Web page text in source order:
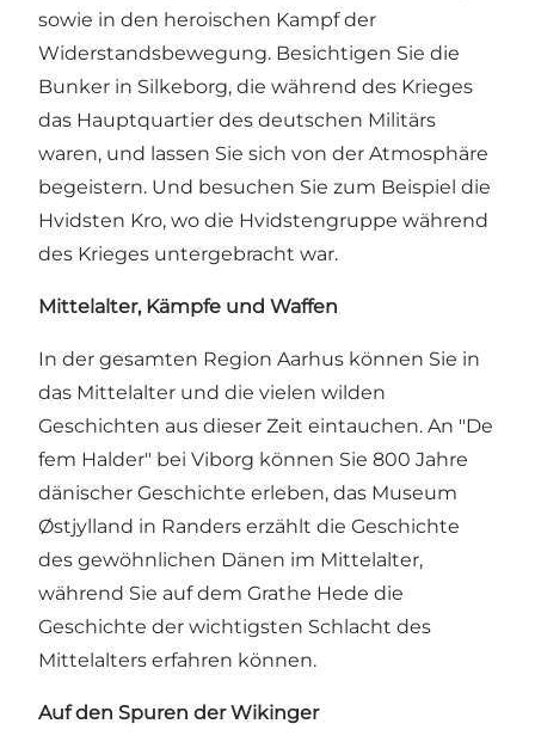
sowie in den heroischen Kampf der
Widerstandsbewegung. Besichtigen Sie die
Bunker in Silkeborg, die während des Krieges
das Hauptquartier des deutschen Militärs
waren, und lassen Sie sich von der Atmosphäre
begeistern. Und besuchen Sie zum Beispiel die
Hvidsten Kro, wo die Hvidstengruppe während
des Krieges untergebracht war.
Mittelalter, Kämpfe und Waffen
In der gesamten Region Aarhus können Sie in
das Mittelalter und die vielen wilden
Geschichten aus dieser Zeit eintauchen. An "De
fem Halder" bei Viborg können Sie 800 Jahre
dänischer Geschichte erleben, das Museum
Østjylland in Randers erzählt die Geschichte
des gewöhnlichen Dänen im Mittelalter,
während Sie auf dem Grathe Hede die
Geschichte der wichtigsten Schlacht des
Mittelalters erfahren können.
Auf den Spuren der Wikinger